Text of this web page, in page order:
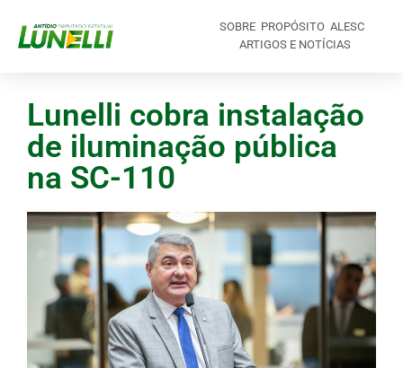
SOBRE PROPÓSITO ALESC
ARTIGOS E NOTÍCIAS
Lunelli cobra instalação
de iluminação pública
na SC-110